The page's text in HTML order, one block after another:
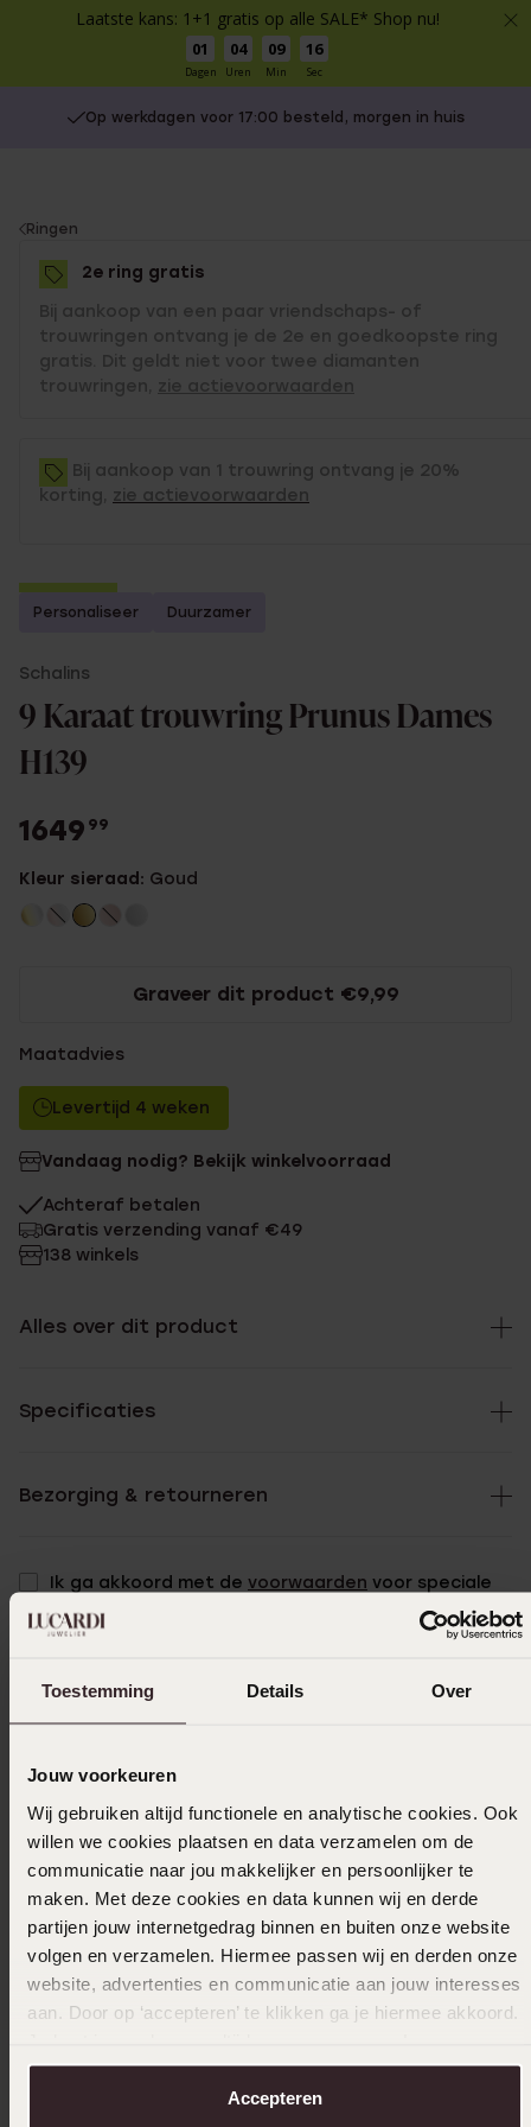
Laatste kans: 1+1 gratis op alle SALE* Shop nu!
01
Dagen
04
Uren
09
Min
16
Sec
Toestemming Details Over
Jouw voorkeuren
Wij gebruiken altijd functionele en analytische cookies. Ook
willen we cookies plaatsen en data verzamelen om de
communicatie naar jou makkelijker en persoonlijker te
maken. Met deze cookies en data kunnen wij en derde
partijen jouw internetgedrag binnen en buiten onze website
volgen en verzamelen. Hiermee passen wij en derden onze
website, advertenties en communicatie aan jouw interesses
aan. Door op ‘accepteren’ te klikken ga je hiermee akkoord.
over in onscookiebeleid.
Accepteren
Op werkdagen voor 17:00 besteld, morgen in huis
You
are
here:
Ringen
2e ring gratis
Bij aankoop van een paar vriendschaps- of
trouwringen ontvang je de 2e en goedkoopste ring
gratis. Dit geldt niet voor twee diamanten
trouwringen, zie actievoorwaarden
Bij aankoop van 1 trouwring ontvang je 20%
korting, zie actievoorwaarden
2e gratis
Personaliseer Duurzamer
Schalins
9 Karaat trouwring Prunus Dames
H139
1649 99
Kleur sieraad: Goud
Graveer dit product €9,99
Maatadvies
Levertijd 4 weken
Vandaag nodig? Bekijk winkelvoorraad
Achteraf betalen
Gratis verzending vanaf €49
138 winkels
Alles over dit product
Specificaties
Bezorging & retourneren
Ik ga akkoord met de voorwaarden voor speciale
Ook leuk voor jou
Anderen kochten ook